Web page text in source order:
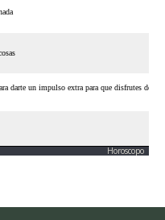
Horoscopo